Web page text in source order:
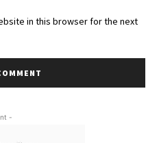
in this browser for the next
-